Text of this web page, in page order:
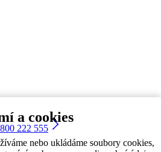
a cookies
nebo ukládáme soubory cookies,
222 555